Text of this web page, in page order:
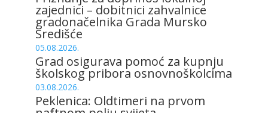
zajednici – dobitnici zahvalnice
gradonačelnika Grada Mursko
Središće
05.08.2026.
Grad osigurava pomoć za kupnju
školskog pribora osnovnoškolcima
03.08.2026.
Peklenica: Oldtimeri na prvom